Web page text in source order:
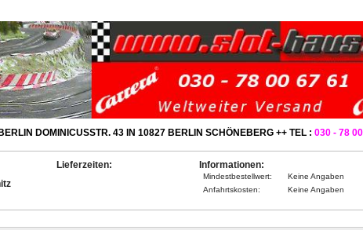
DOMINICUSSTR. 43 IN 10827 BERLIN SCHÖNEBERG ++ TEL : 030 - 78
Lieferzeiten: Informationen:
Mindestbestellwert:
Keine Angaben
Anfahrtskosten:
Keine Angaben